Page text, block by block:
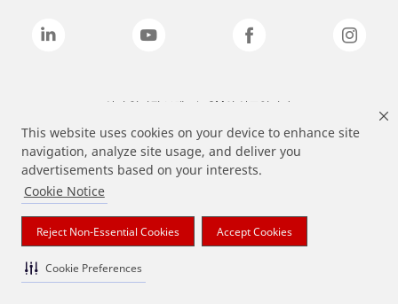
This website uses cookies on your device to enhance site
navigation, analyze site usage, and deliver you
advertisements based on your interests.
Cookie Notice
Reject Non-Essential Cookies Accept Cookies
Cookie Preferences
상기 열거된 브랜드는 3M의 상표입니다.